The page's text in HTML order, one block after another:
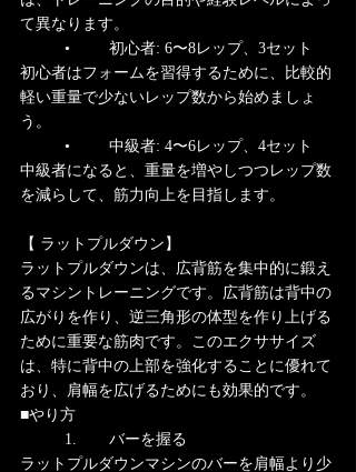
て異なります。
	•	初心者: 6〜8レップ、3セット
初心者はフォームを習得するために、比較的
軽い重量で少ないレップ数から始めましょ
う。
	•	中級者: 4〜6レップ、4セット
中級者になると、重量を増やしつつレップ数
を減らして、筋力向上を目指します。
【 ラットプルダウン】
ラットプルダウンは、広背筋を集中的に鍛え
るマシントレーニングです。広背筋は背中の
広がりを作り、逆三角形の体型を作り上げる
ために重要な筋肉です。このエクササイズ
は、特に背中の上部を強化することに優れて
おり、肩幅を広げるためにも効果的です。
■やり方
	1.	バーを握る
ラットプルダウンマシンのバーを肩幅より少